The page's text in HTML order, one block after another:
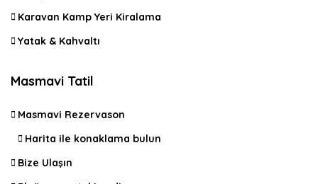
Karavan Kamp Yeri Kiralama
Yatak & Kahvaltı
Masmavi Tatil
Masmavi Rezervason
Harita ile konaklama bulun
Bize Ulaşın